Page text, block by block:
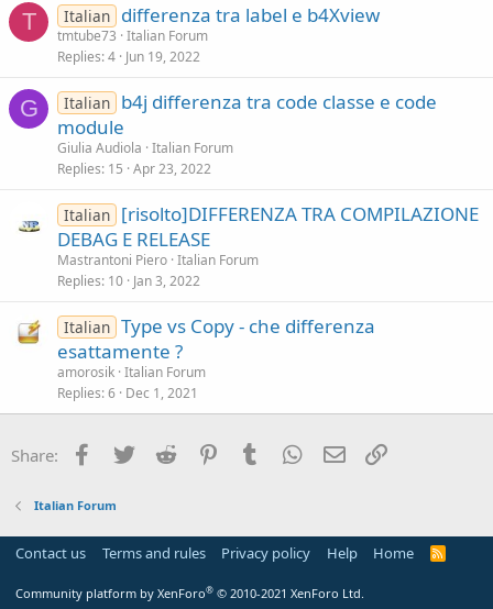
T Italian differenza tra label e b4Xview
tmtube73 Italian Forum
Replies 4 Jun 19, 2022
G Italian b4j differenza tra code classe e code
module
Giulia Audiola Italian Forum
Replies 15 Apr 23, 2022
Italian [risolto]DIFFERENZA TRA COMPILAZIONE
DEBAG E RELEASE
Mastrantoni Piero Italian Forum
Replies 10 Jan 3, 2022
Italian Type vs Copy - che differenza
esattamente ?
amorosik Italian Forum
Replies 6 Dec 1, 2021
Share: Facebook
Twitter Reddit PinterestTumblr WhatsApp
Email
Italian Forum
Contact us Terms and rules Privacy policy Help Home
R
Community platform by XenForo® © 2010-2021 XenForo Ltd.